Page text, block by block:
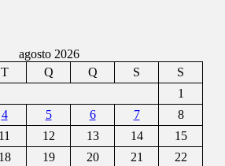
agosto 2026
T Q Q S
S
1
4 5 6 7
8
11 12 13 14
15
18 19 20 21
22